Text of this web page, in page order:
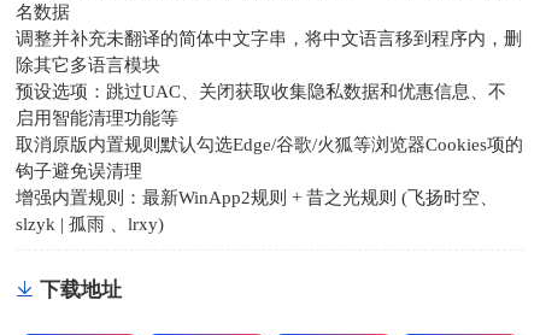
名数据
调整并补充未翻译的简体中文字串，将中文语言移到程序内，删
除其它多语言模块
预设选项：跳过UAC、关闭获取收集隐私数据和优惠信息、不
启用智能清理功能等
取消原版内置规则默认勾选Edge/谷歌/火狐等浏览器Cookies项的
钩子避免误清理
增强内置规则：最新WinApp2规则 + 昔之光规则 (飞扬时空、
slzyk | 孤雨 、lrxy)
下载地址